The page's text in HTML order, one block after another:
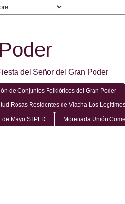
del Señor del Gran Poder
de Conjuntos Folklóricos del Gran Poder
Rosas Residentes de Viacha Los Legitimos
de Mayo STPLD Morenada Unión